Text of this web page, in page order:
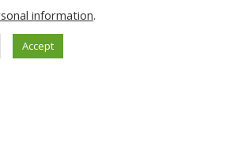
TERMS & CONDITIONS
information.
Accept